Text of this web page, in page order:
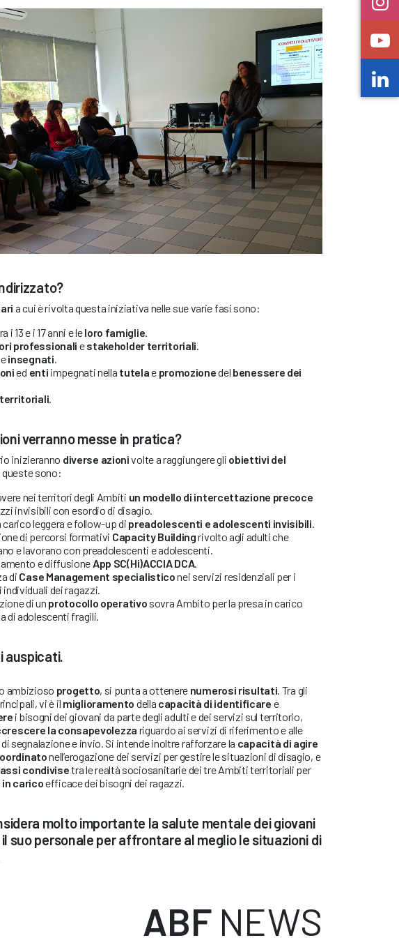
a cui è rivolta questa iniziativa nelle sue varie fasi sono:
i 13 e i 17 anni e leloro famiglie.
professionali estakeholder territoriali.
einsegnati.
ed enti impegnati nella tutelae promozionedel benessere dei
.
verranno messe in pratica?
inizieranno diverse azionivolte a raggiungere gli obiettivi del
queste sono:
nei territori degli Ambiti un modello di intercettazione precoce
invisibili con esordio di disagio.
carico leggera e follow-up di preadolescenti e adolescenti invisibili.
di percorsi formativi Capacity Buildingrivolto agli adulti che
e lavorano con preadolescenti e adolescenti.
e diffusione App SC(Hi)ACCIA DCA.
di Case Management specialisticonei servizi residenziali per i
dei ragazzi.
di un protocollo operativo sovra Ambito per la presa in carico
di adolescenti fragili.
auspicati.
ambizioso progetto, si punta a ottenere numerosi risultati. Tra gli
vi è il miglioramento della capacità di identificare e
i bisogni dei giovani da parte degli adulti e dei servizi sul territorio,
la consapevolezza riguardo ai servizi di riferimento e alle
segnalazione e invio. Si intende inoltre rafforzare la capacità di agire
nell’erogazione dei servizi per gestire le situazioni di disagio, e
condivisetra le realtà sociosanitarie dei tre Ambiti territoriali per
in caricoefficace dei bisogni dei ragazzi.
molto importante la salute mentale dei giovani
suo personale per affrontare al meglio le situazioni di
ABFNEWS